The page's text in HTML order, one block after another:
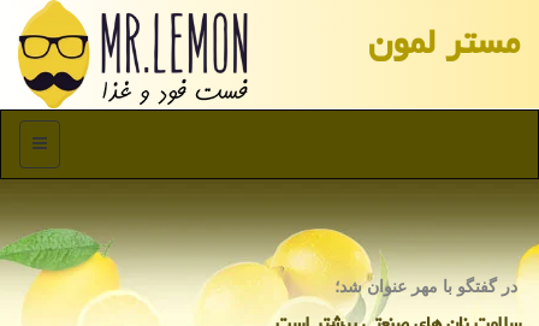
مستر لمون
منو
در گفتگو با مهر عنوان شد؛